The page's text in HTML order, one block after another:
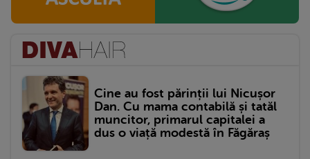
Cine au fost părinții lui Nicușor
Dan. Cu mama contabilă și tatăl
muncitor, primarul capitalei a
dus o viață modestă în Făgăraș